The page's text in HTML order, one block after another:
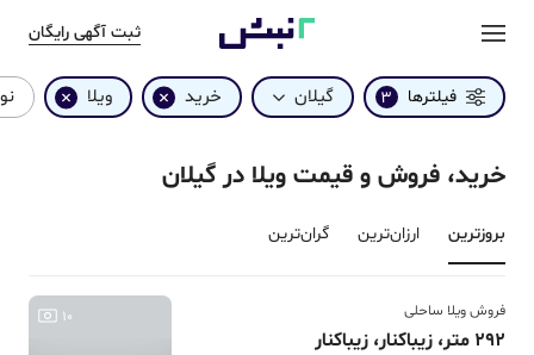
ثبت آگهی رایگان
فیلترها 3 گیلان خرید ویلا
خرید، فروش و قیمت ویلا در گیلان
بروزترین‌ ارزان‌ترین گران‌ترین
فروش ویلا ساحلی
292 متر، زیباکنار، زیباکنار
10